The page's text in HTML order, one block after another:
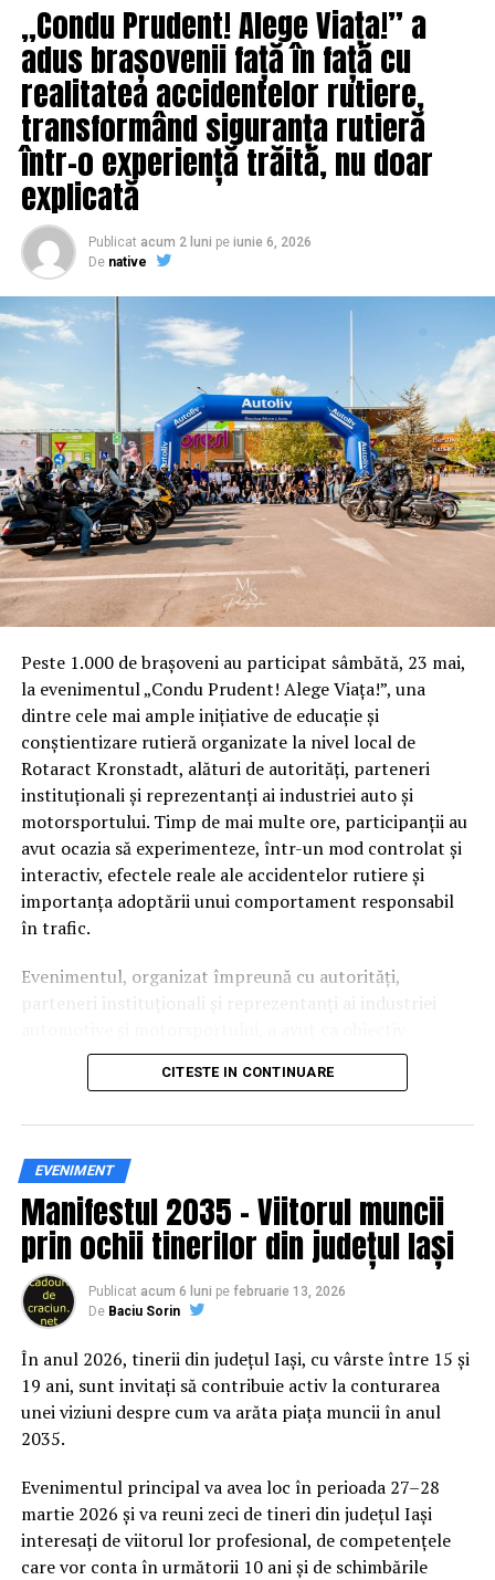
„Condu Prudent! Alege Viața!” a
adus brașovenii față în față cu
realitatea accidentelor rutiere,
transformând siguranța rutieră
într-o experiență trăită, nu doar
explicată
Publicat acum 2 luni pe iunie 6, 2026
De native
Peste 1.000 de brașoveni au participat sâmbătă, 23 mai,
la evenimentul „Condu Prudent! Alege Viața!”, una
dintre cele mai ample inițiative de educație și
conștientizare rutieră organizate la nivel local de
Rotaract Kronstadt, alături de autorități, parteneri
instituționali și reprezentanți ai industriei auto și
motorsportului. Timp de mai multe ore, participanții au
avut ocazia să experimenteze, într-un mod controlat și
interactiv, efectele reale ale accidentelor rutiere și
importanța adoptării unui comportament responsabil
în trafic.
Evenimentul, organizat împreună cu autorități,
parteneri instituționali și reprezentanți ai industriei
principal transformarea prevenției într-o experiență
practică și accesibilă publicului larg.
Siguranța rutieră, adusă mai
aproape de comunitate
Datele privind accidentele rutiere din România continuă
să evidențieze necesitatea unor inițiative de educație și
prevenție. În 2025, peste 3.000 de persoane au fost
rănite grav în accidente rutiere, iar mai mult de 1.300 și-
au pierdut viața pe șoselele din țară.
În acest context, campania „Condu Prudent! Alege
Viața!” își propune să transforme informația teoretică
într-o experiență directă, prin simulări și demonstrații
care îi ajută pe participanți să înțeleagă concret
impactul deciziilor luate în trafic.
CITESTE IN CONTINUARE
EVENIMENT
Manifestul 2035 – Viitorul muncii
prin ochii tinerilor din județul Iași
Publicat acum 6 luni pe februarie 13, 2026
De Baciu Sorin
În anul 2026, tinerii din județul Iași, cu vârste între 15 și
19 ani, sunt invitați să contribuie activ la conturarea
unei viziuni despre cum va arăta piața muncii în anul
2035.
Evenimentul principal va avea loc în perioada 27–28
martie 2026 și va reuni zeci de tineri din județul Iași
interesați de viitorul lor profesional, de competențele
care vor conta în următorii 10 ani și de schimbările